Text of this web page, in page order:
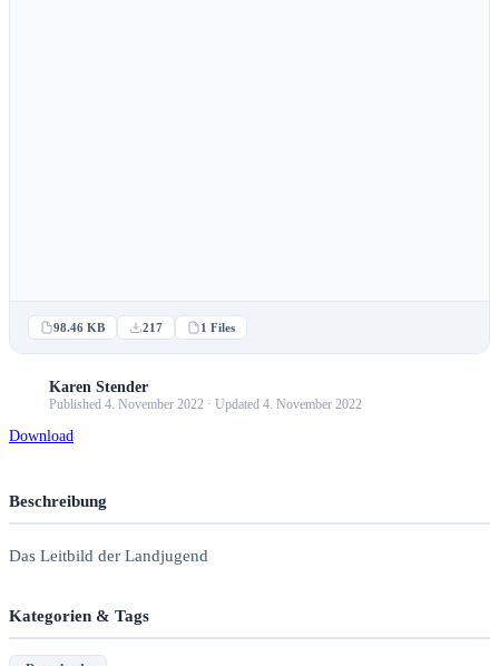
98.46 KB 217 1 Files
Karen Stender
Published 4. November 2022 · Updated 4. November 2022
Download
Beschreibung
Das Leitbild der Landjugend
Kategorien & Tags